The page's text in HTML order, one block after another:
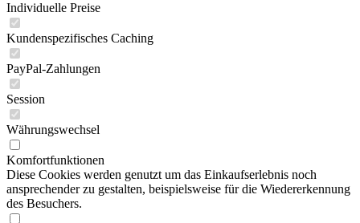
Individuelle Preise
Kundenspezifisches Caching
PayPal-Zahlungen
Session
Währungswechsel
Komfortfunktionen
Diese Cookies werden genutzt um das Einkaufserlebnis noch
ansprechender zu gestalten, beispielsweise für die Wiedererkennung
des Besuchers.